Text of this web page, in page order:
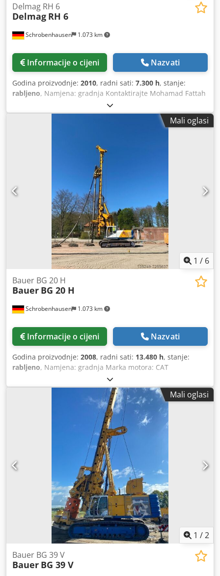
Schrobenhausen 1.073 km
Delmag RH 6
Delmag RH 6
Informacije o cijeni Nazvati
Godina proizvodnje: 2010, radni sati: 7.300 h, stanje:
rabljeno, Namjena: gradnja Kontaktirajte Mohamad Fattah
Ahmad za više informacija. Osnovni nosač CAT 312 Motor
67kW Stol za bušenje BT 60 / 60 kNm Kelly K 298 4/15m
Vučna sila dovodnog vitla 100 kN Djdeh Ty Acjpfx Ahzokr
Mali oglasi
1 / 6
Schrobenhausen 1.073 km
Bauer BG 20 H
Bauer BG 20 H
Informacije o cijeni Nazvati
Godina proizvodnje: 2008, radni sati: 13.480 h, stanje:
rabljeno, Namjena: gradnja Marka motora: CAT
Kontaktirajte Mohamad Fattah Ahmad za više informacija.
Godina izgradnje 2008 Nadgradnja Bauer BT 60 Donji stroj
Bauer UW 60 motor CAT/ 205 kW Bauer KDK 203 SL Bauer
Kelly BK 20 / 368 / 3 / 24 Dodatna oprema: klima uređaj,
kompresor, centralna podmazivanja Dksdpfoh Tyyzox
Ahzor Stroj je u dobrom stanju i spreman za korištenje!
Mali oglasi
1 /2
Bauer BG 39 V
Bauer BG 39 V